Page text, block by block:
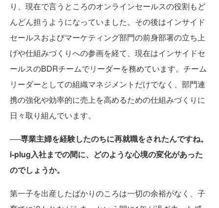
り、現在で言うところのオンラインセールスの役割もど
んどん担うようになっていました。その後はインサイド
セールスおよびマーケティング部門の前身部署の立ち上
げや仕組みづくりへの参画を経て、現在はインサイドセ
ールスのBDRチームでリーダーを務めています。チーム
リーダーとしての組織マネジメントだけでなく、部門連
携の強化や効率的に売上を高めるための仕組みづくりに
日々取り組んでいます。
──専業主婦を経験したのちに再就職をされたんですね。
i-plug入社までの間に、どのような心境の変化があった
のでしょうか。
第一子を出産したばかりのころは一切の余裕がなく、子